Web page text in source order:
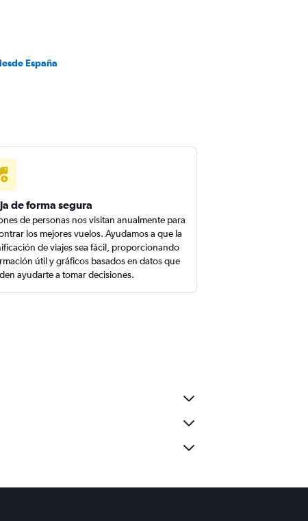
España
de forma segura
de personas nos visitan anualmente para
los mejores vuelos. Ayudamos a que la
de viajes sea fácil, proporcionando
útil y gráficos basados en datos que
ayudarte a tomar decisiones.